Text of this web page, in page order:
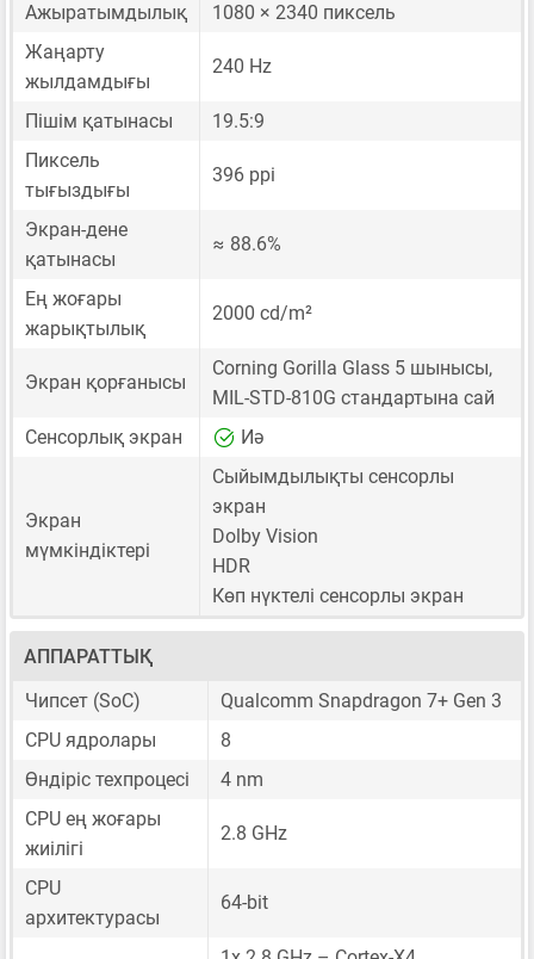
Ажыратымдылық
1080 × 2340 пиксель
Жаңарту
жылдамдығы
240 Hz
Пішім қатынасы
19.5:9
Пиксель
тығыздығы
396 ppi
Экран-дене
қатынасы
≈ 88.6%
Ең жоғары
жарықтылық
2000 cd/m²
Экран қорғанысы
Corning Gorilla Glass 5 шынысы,
MIL-STD-810G стандартына сай
Сенсорлық экран
Иә
Экран
мүмкіндіктері
Сыйымдылықты сенсорлы
экран
Dolby Vision
HDR
Көп нүктелі сенсорлы экран
АППАРАТТЫҚ
Чипсет (SoC)
Qualcomm Snapdragon 7+ Gen 3
CPU ядролары
8
Өндіріс техпроцесі
4 nm
CPU ең жоғары
жиілігі
2.8 GHz
CPU
архитектурасы
64-bit